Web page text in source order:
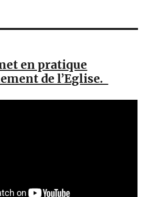
en pratique
de l’Eglise.